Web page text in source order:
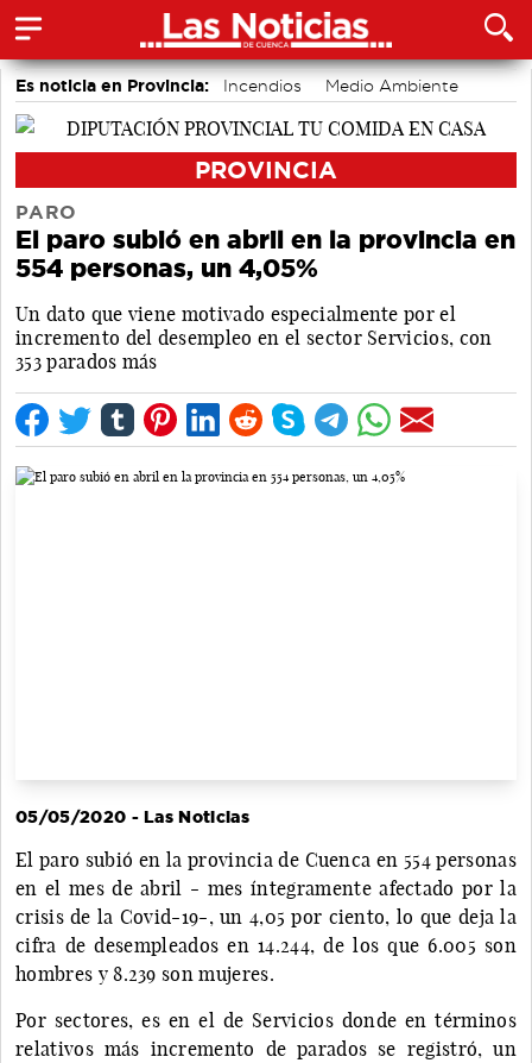
Es noticia en Provincia: Incendios
Medio Ambiente
accidentes laborales
PROVINCIA
PARO
El paro subió en abril en la provincia en
554 personas, un 4,05%
Un dato que viene motivado especialmente por el
incremento del desempleo en el sector Servicios, con
353 parados más
05/05/2020 - Las Noticias
El paro subió en la provincia de Cuenca en 554 personas
en el mes de abril - mes íntegramente afectado por la
crisis de la Covid-19-, un 4,05 por ciento, lo que deja la
cifra de desempleados en 14.244, de los que 6.005 son
hombres y 8.239 son mujeres.
Por sectores, es en el de Servicios donde en términos
relativos más incremento de parados se registró, un